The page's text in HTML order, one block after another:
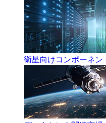
衛星向けコンポーネン